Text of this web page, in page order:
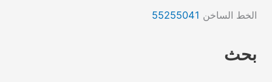
الخط الساخن 55255041
بحث